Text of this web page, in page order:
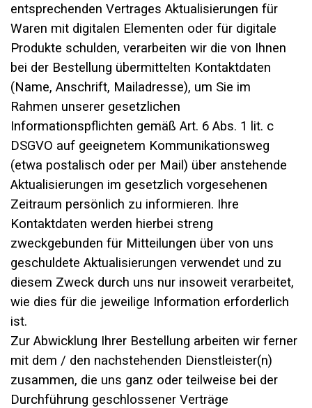
entsprechenden Vertrages Aktualisierungen für
Waren mit digitalen Elementen oder für digitale
Produkte schulden, verarbeiten wir die von Ihnen
bei der Bestellung übermittelten Kontaktdaten
(Name, Anschrift, Mailadresse), um Sie im
Rahmen unserer gesetzlichen
Informationspflichten gemäß Art. 6 Abs. 1 lit. c
DSGVO auf geeignetem Kommunikationsweg
(etwa postalisch oder per Mail) über anstehende
Aktualisierungen im gesetzlich vorgesehenen
Zeitraum persönlich zu informieren. Ihre
Kontaktdaten werden hierbei streng
zweckgebunden für Mitteilungen über von uns
geschuldete Aktualisierungen verwendet und zu
diesem Zweck durch uns nur insoweit verarbeitet,
wie dies für die jeweilige Information erforderlich
ist.
Zur Abwicklung Ihrer Bestellung arbeiten wir ferner
mit dem / den nachstehenden Dienstleister(n)
zusammen, die uns ganz oder teilweise bei der
Durchführung geschlossener Verträge